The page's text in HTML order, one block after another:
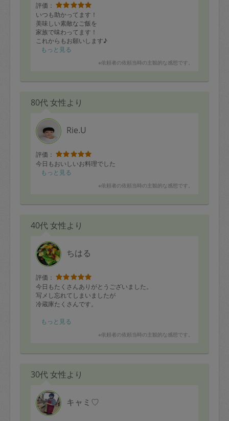
評価：
いつも助かってます！
美味しい素敵なご飯を
家族で味わってます！
これからもお願いします♪
もっと見る
※依頼者の依頼当時の主観的な感想です。
80代 女性より
Rie.U
評価：
今日もおいしいお料理でした
もっと見る
※依頼者の依頼当時の主観的な感想です。
40代 女性より
ちはる
評価：
今日もたくさんありがとうございました。
写メし忘れてしまいましたが
冷蔵庫たくさんです。
また再来週ありがとうございました。
もっと見る
※依頼者の依頼当時の主観的な感想です。
30代 女性より
キャミ♡